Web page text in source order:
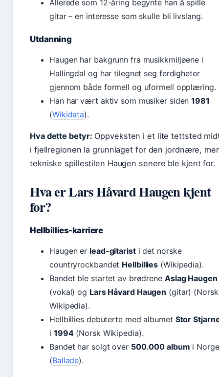
Allerede som 12-åring begynte han å spille
gitar – en interesse som skulle bli livslang.
Utdanning
Haugen har bakgrunn fra musikkmiljøene i
Hallingdal og har tilegnet seg ferdigheter
gjennom både formell og uformell opplæring.
Han har vært aktiv som musiker siden1981
(Wikidata).
Hva dette betyr: Oppveksten i et lite tettsted
i fjellregionen la grunnlaget for den jordnære,
tekniske spillestilen Haugen senere ble kjent for.
Hva er Lars Håvard Haugen kjent
for?
Hellbillies-karriere
Haugen er lead-gitaristi det norske
countryrockbandet Hellbillies (Wikipedia).
Bandet ble startet av brødrene Aslag Haugen
(vokal) og Lars Håvard Haugen (gitar) (Norsk
Wikipedia).
Hellbillies debuterte med albumet Stor
i 1994(Norsk Wikipedia).
Bandet har solgt over 500.000 album i Norge
(Ballade).